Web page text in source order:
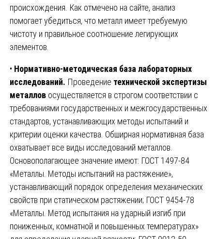
происхождения. Как отмечено на сайте, анализ
помогает убедиться, что металл имеет требуемую
чистоту и правильное соотношение легирующих
элементов.
• Нормативно-методическая база лабораторных
исследований. Проведение технической экспертизы
металлов осуществляется в строгом соответствии с
требованиями государственных и межгосударственных
стандартов, устанавливающих методы испытаний и
критерии оценки качества. Обширная нормативная база
охватывает все виды исследований металлов.
Основополагающее значение имеют: ГОСТ 1497-84
«Металлы. Методы испытаний на растяжение»,
устанавливающий порядок определения механических
свойств при статическом растяжении; ГОСТ 9454-78
«Металлы. Метод испытания на ударный изгиб при
пониженных, комнатной и повышенных температурах»